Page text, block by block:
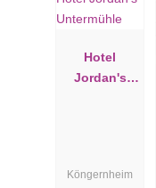
Hotel
Jordan's
Köngernheim